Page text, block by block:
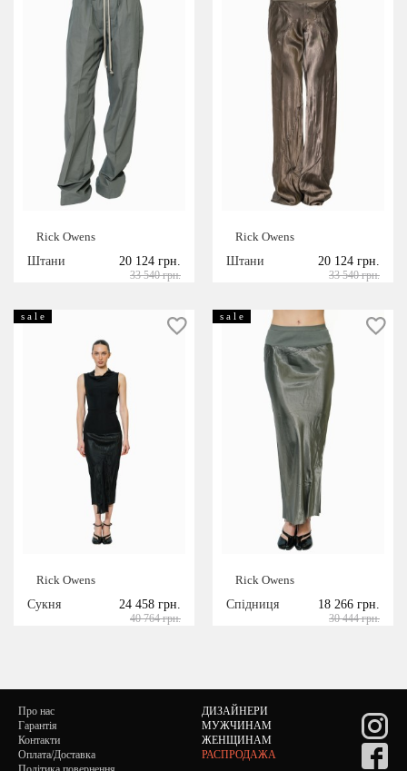
Rick Owens
Штани
20 124 грн.
33 540 грн.
Rick Owens
Штани
20 124 грн.
33 540 грн.
s a l e
Rick Owens
Сукня
24 458 грн.
40 764 грн.
s a l e
Rick Owens
Спідниця
18 266 грн.
30 444 грн.
Про нас
Гарантія
Контакти
Оплата/Доставка
ДИЗАЙНЕРИ
МУЖЧИНАМ
ЖЕНЩИНАМ
РАСПРОДАЖА